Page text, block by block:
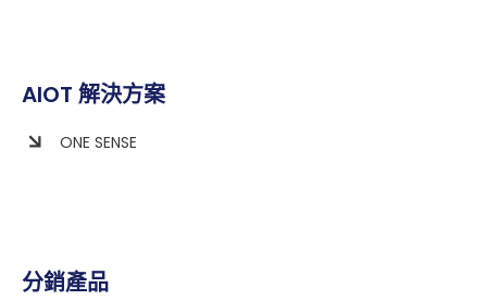
AIOT 解決方案
ONE SENSE
分銷產品